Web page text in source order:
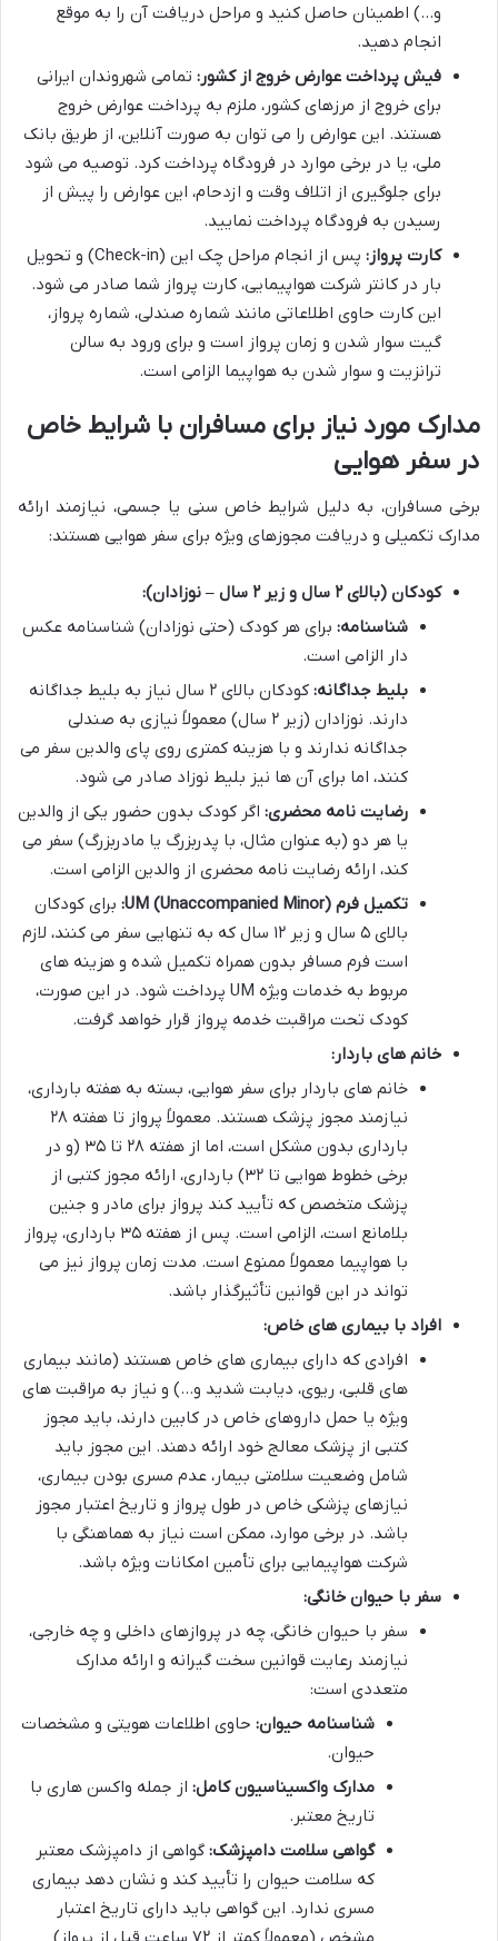
و…) اطمینان حاصل کنید و مراحل دریافت آن را به موقع
انجام دهید.
فیش پرداخت عوارض خروج از کشور: تمامی شهروندان ایرانی
برای خروج از مرزهای کشور، ملزم به پرداخت عوارض خروج
هستند. این عوارض را می توان به صورت آنلاین، از طریق بانک
ملی، یا در برخی موارد در فرودگاه پرداخت کرد. توصیه می شود
برای جلوگیری از اتلاف وقت و ازدحام، این عوارض را پیش از
رسیدن به فرودگاه پرداخت نمایید.
کارت پرواز:
پس از انجام مراحل چک این (Check-in) و تحویل
بار در کانتر شرکت هواپیمایی، کارت پرواز شما صادر می شود.
این کارت حاوی اطلاعاتی مانند شماره صندلی، شماره پرواز،
گیت سوار شدن و زمان پرواز است و برای ورود به سالن
ترانزیت و سوار شدن به هواپیما الزامی است.
مدارک مورد نیاز برای مسافران با شرایط خاص
در سفر هوایی
برخی مسافران، به دلیل شرایط خاص سنی یا جسمی، نیازمند ارائه
مدارک تکمیلی و دریافت مجوزهای ویژه برای سفر هوایی هستند:
کودکان (بالای ۲ سال و زیر ۲ سال – نوزادان):
شناسنامه: برای هر کودک (حتی نوزادان) شناسنامه عکس
دار الزامی است.
بلیط جداگانه:
کودکان بالای ۲ سال نیاز به بلیط جداگانه
دارند. نوزادان (زیر ۲ سال) معمولاً نیازی به صندلی
جداگانه ندارند و با هزینه کمتری روی پای والدین سفر می
کنند، اما برای آن ها نیز بلیط نوزاد صادر می شود.
رضایت نامه محضری: اگر کودک بدون حضور یکی از والدین
یا هر دو (به عنوان مثال، با پدربزرگ یا مادربزرگ) سفر می
کند، ارائه رضایت نامه محضری از والدین الزامی است.
تکمیل فرم UM (Unaccompanied Minor):
برای کودکان
بالای ۵ سال و زیر ۱۲ سال که به تنهایی سفر می کنند، لازم
است فرم مسافر بدون همراه تکمیل شده و هزینه های
مربوط به خدمات ویژه UM پرداخت شود. در این صورت،
کودک تحت مراقبت خدمه پرواز قرار خواهد گرفت.
خانم های باردار:
خانم های باردار برای سفر هوایی، بسته به هفته بارداری،
نیازمند مجوز پزشک هستند. معمولاً پرواز تا هفته ۲۸
بارداری بدون مشکل است، اما از هفته ۲۸ تا ۳۵ (و در
برخی خطوط هوایی تا ۳۲) بارداری، ارائه مجوز کتبی از
پزشک متخصص که تأیید کند پرواز برای مادر و جنین
بلامانع است، الزامی است. پس از هفته ۳۵ بارداری، پرواز
با هواپیما معمولاً ممنوع است. مدت زمان پرواز نیز می
تواند در این قوانین تأثیرگذار باشد.
افراد با بیماری های خاص:
افرادی که دارای بیماری های خاص هستند (مانند بیماری
های قلبی، ریوی، دیابت شدید و…) و نیاز به مراقبت های
ویژه یا حمل داروهای خاص در کابین دارند، باید مجوز
کتبی از پزشک معالج خود ارائه دهند. این مجوز باید
شامل وضعیت سلامتی بیمار، عدم مسری بودن بیماری،
نیازهای پزشکی خاص در طول پرواز و تاریخ اعتبار مجوز
باشد. در برخی موارد، ممکن است نیاز به هماهنگی با
شرکت هواپیمایی برای تأمین امکانات ویژه باشد.
سفر با حیوان خانگی:
سفر با حیوان خانگی، چه در پروازهای داخلی و چه خارجی،
نیازمند رعایت قوانین سخت گیرانه و ارائه مدارک
متعددی است:
شناسنامه حیوان: حاوی اطلاعات هویتی و مشخصات
حیوان.
مدارک واکسیناسیون کامل: از جمله واکسن هاری با
تاریخ معتبر.
گواهی سلامت دامپزشک: گواهی از دامپزشک معتبر
که سلامت حیوان را تأیید کند و نشان دهد بیماری
مسری ندارد. این گواهی باید دارای تاریخ اعتبار